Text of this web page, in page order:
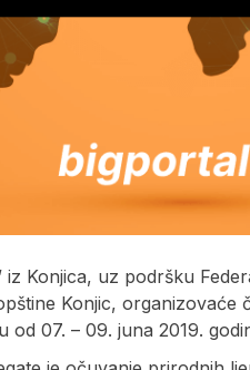
iz Konjica, uz podršku
Konjic, organizovaće
07. – 09. juna 2019.